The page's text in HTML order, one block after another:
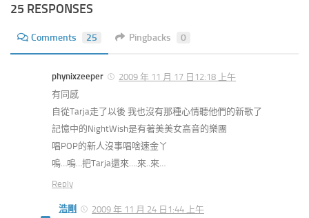
25 RESPONSES
Comments 25 Pingbacks 0
phynixzeeper
2009 年 11 月 17 日12:18 上午
有同感
自從Tarja走了以後 我也沒有那種心情聽他們的新歌了
記憶中的NightWish是有著美美女高音的樂團
唱POP的新人沒事唱啥速金丫
嗚…嗚…把Tarja還來….來..來…
Reply
浩剛
2009 年 11 月 24 日1:44 上午